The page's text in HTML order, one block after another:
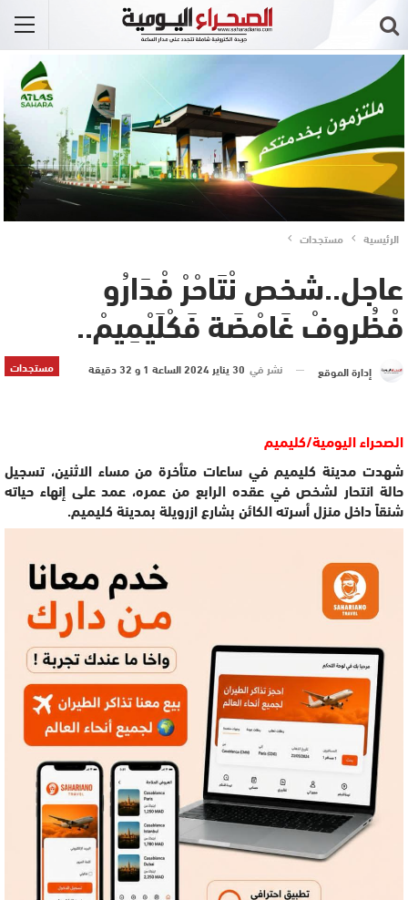
الرئيسية مستجدات
عاجل..شخص نْتَاحْرْ فْدَارُو
فْظُروفْ غَامْضَة فَكْلَيْمِيمْ..
مستجدات إدارة الموقع نشر في 30 يناير 2024 الساعة 1 و 32 دقيقة
الصحراء اليومية/كليميم
شهدت مدينة كليميم في ساعات متأخرة من مساء الاثنين، تسجيل
حالة انتحار لشخص في عقده الرابع من عمره، عمد على إنهاء حياته
شنقاً داخل منزل أسرته الكائن بشارع ازرويلة بمدينة كليميم.